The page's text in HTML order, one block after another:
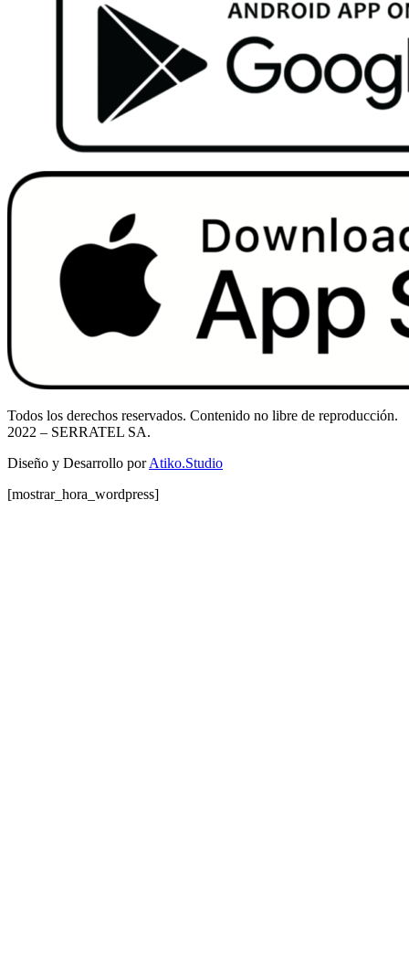
Todos los derechos reservados. Contenido no libre de reproducción.
2022 – SERRATEL SA.
Diseño y Desarrollo porAtiko.Studio
[mostrar_hora_wordpress]